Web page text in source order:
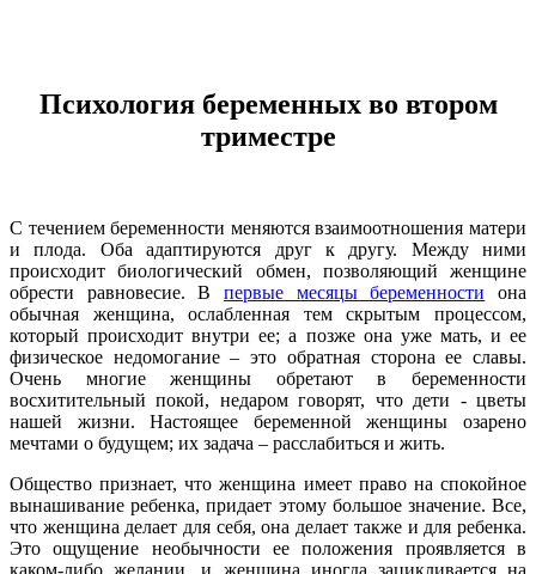
Психология беременных во втором
триместре
С течением беременности меняются взаимоотношения матери
и плода. Оба адаптируются друг к другу. Между ними
происходит биологический обмен, позволяющий женщине
обрести равновесие. В первые месяцы беременности она
обычная женщина, ослабленная тем скрытым процессом,
который происходит внутри ее; а позже она уже мать, и ее
физическое недомогание – это обратная сторона ее славы.
Очень многие женщины обретают в беременности
восхитительный покой, недаром говорят, что дети - цветы
нашей жизни. Настоящее беременной женщины озарено
мечтами о будущем; их задача – расслабиться и жить.
Общество признает, что женщина имеет право на спокойное
вынашивание ребенка, придает этому большое значение. Все,
что женщина делает для себя, она делает также и для ребенка.
Это ощущение необычности ее положения проявляется в
каком-либо желании, и женщина иногда зацикливается на